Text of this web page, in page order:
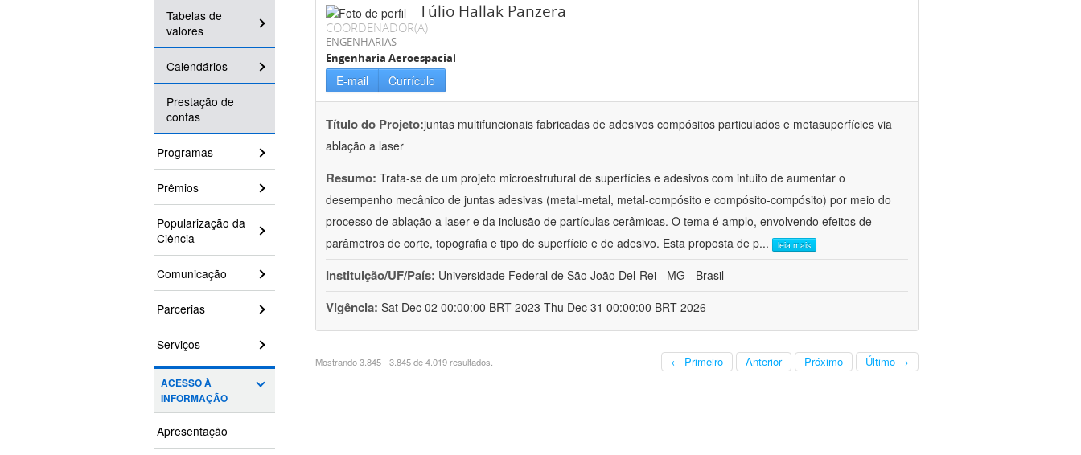
Tabelas de
valores
Calendários
Prestação de
contas
Programas
Prêmios
Popularização da
Ciência
Comunicação
Parcerias
Serviços
ACESSO À
INFORMAÇÃO
Apresentação
Túlio Hallak Panzera
COORDENADOR(A)
ENGENHARIAS
Engenharia Aeroespacial
E-mail Currículo
Título do Projeto:juntas multifuncionais fabricadas de adesivos compósitos particulados e metasuperfícies via
ablação a laser
Resumo: Trata-se de um projeto microestrutural de superfícies e adesivos com intuito de aumentar o
desempenho mecânico de juntas adesivas (metal-metal, metal-compósito e compósito-compósito) por meio do
processo de ablação a laser e da inclusão de partículas cerâmicas. O tema é amplo, envolvendo efeitos de
parâmetros de corte, topografia e tipo de superfície e de adesivo. Esta proposta de p... leia mais
Instituição/UF/País: Universidade Federal de São João Del-Rei - MG - Brasil
Vigência: Sat Dec 02 00:00:00 BRT 2023-Thu Dec 31 00:00:00 BRT 2026
Mostrando 3.845 - 3.845 de 4.019 resultados. ← Primeiro Anterior Próximo Último →